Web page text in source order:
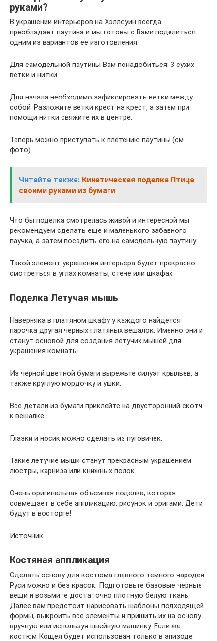
руками?
В украшении интерьеров на Хэллоуин всегда
преобладает паутина и мы готовы с Вами поделиться
одним из вариантов ее изготовления.
Для самодельной паутины Вам понадобиться: 3 сухих
ветки и нитки.
Для начала необходимо зафиксировать ветки между
собой. Разложите ветки крест на крест, а затем при
помощи нитки свяжите их в центре.
Теперь можно приступать к плетению паутины (см.
фото).
Читайте также: Кинетическая поделка Птица
своими руками из бумаги
Что бы поделка смотрелась живой и интересной мы
рекомендуем сделать еще и маленького забавного
паучка, а затем посадить его на самодельную паутину.
Такой элемент украшения интерьера будет прекрасно
смотреться в углах комнаты, стене или шкафах.
Поделка Летучая мышь
Наверняка в платяном шкафу у каждого найдется
парочка другая черных платяных вешалок. Именно они и
станут основой для создания летучих мышей для
украшения комнаты.
Из черной цветной бумаги вырежьте силуэт крыльев, а
также круглую мордочку и ушки.
Все детали из бумаги приклейте на двусторонний скотч
к вешалке.
Глазки и носик можно сделать из пуговичек.
Такие летучие мыши станут прекрасным украшением
люстры, карниза или книжных полок.
Очень оригинальная объемная поделка, которая
совмещает в себе аппликацию, рисунок и оригами. Дети
будут в восторге!
Источник
Костяная аппликация
Сделать основу для костюма главного темного чародея
Руси можно и без красок. Подготовьте базовые черные
вещи и возьмите достаточно плотную белую ткань.
Далее вам предстоит нарисовать шаблоны подходящей
формы, выкроить все элементы и пришить их на основу
вручную или используя швейную машинку. Если же
костюм Кощея будет использован только в эпизоде